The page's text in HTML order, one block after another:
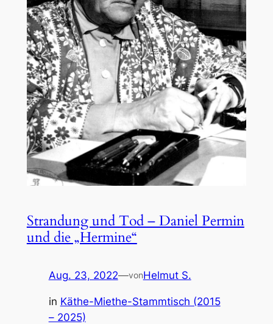
Strandung und Tod – Daniel Permin
und die „Hermine“
Aug. 23, 2022—vonHelmut S.
in Käthe-Miethe-Stammtisch (2015
– 2025)